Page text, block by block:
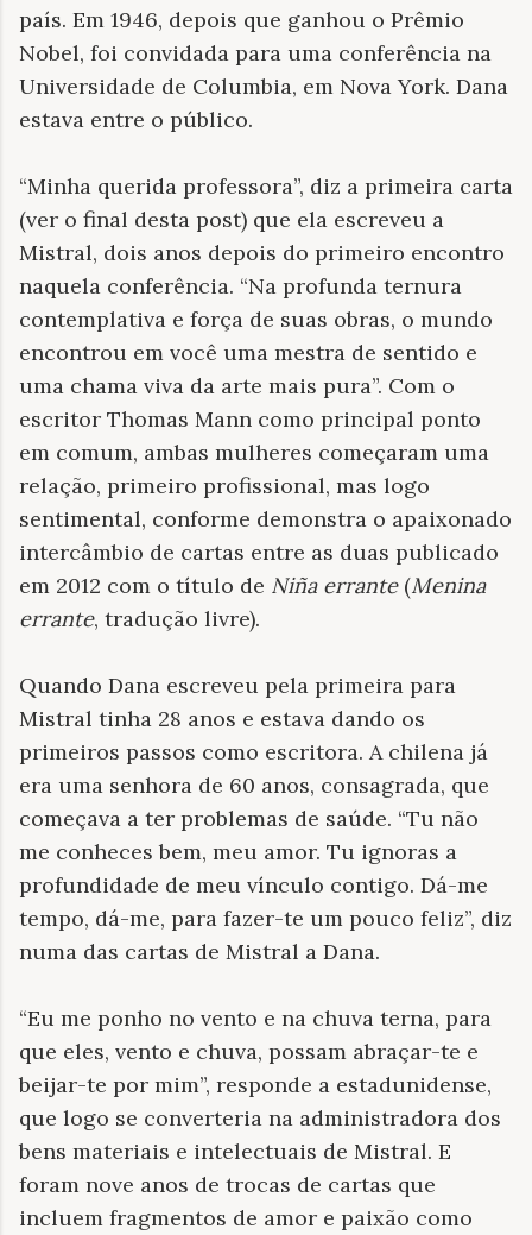
país. Em 1946, depois que ganhou o Prêmio
Nobel, foi convidada para uma conferência na
Universidade de Columbia, em Nova York. Dana
estava entre o público.
“Minha querida professora”, diz a primeira carta
(ver o final desta post) que ela escreveu a
Mistral, dois anos depois do primeiro encontro
naquela conferência. “Na profunda ternura
contemplativa e força de suas obras, o mundo
encontrou em você uma mestra de sentido e
uma chama viva da arte mais pura”. Com o
escritor Thomas Mann como principal ponto
em comum, ambas mulheres começaram uma
relação, primeiro profissional, mas logo
sentimental, conforme demonstra o apaixonado
intercâmbio de cartas entre as duas publicado
em 2012 com o título de Niña errante(Menina
errante, tradução livre).
Quando Dana escreveu pela primeira para
Mistral tinha 28 anos e estava dando os
primeiros passos como escritora. A chilena já
era uma senhora de 60 anos, consagrada, que
começava a ter problemas de saúde. “Tu não
me conheces bem, meu amor. Tu ignoras a
profundidade de meu vínculo contigo. Dá-me
tempo, dá-me, para fazer-te um pouco feliz”, diz
numa das cartas de Mistral a Dana.
“Eu me ponho no vento e na chuva terna, para
que eles, vento e chuva, possam abraçar-te e
beijar-te por mim”, responde a estadunidense,
que logo se converteria na administradora dos
bens materiais e intelectuais de Mistral. E
foram nove anos de trocas de cartas que
incluem fragmentos de amor e paixão como